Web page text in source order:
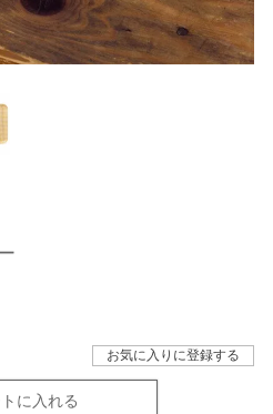
お気に入りに登録する
に入れる